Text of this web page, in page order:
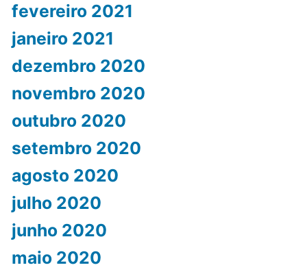
fevereiro 2021
janeiro 2021
dezembro 2020
novembro 2020
outubro 2020
setembro 2020
agosto 2020
julho 2020
junho 2020
maio 2020